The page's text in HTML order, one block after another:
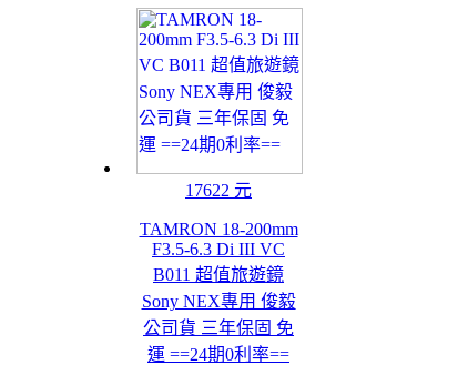
17622 元
TAMRON 18-200mm
F3.5-6.3 Di III VC
B011 超值旅遊鏡
Sony NEX專用 俊毅
公司貨 三年保固 免
運 ==24期0利率==